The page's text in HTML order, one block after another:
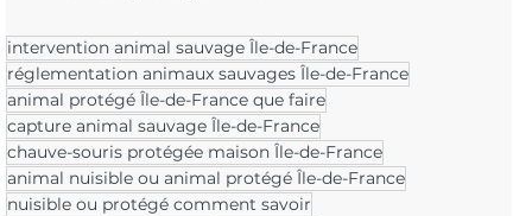
intervention animal sauvage Île-de-France
réglementation animaux sauvages Île-de-France
animal protégé Île-de-France que faire
capture animal sauvage Île-de-France
chauve-souris protégée maison Île-de-France
animal nuisible ou animal protégé Île-de-France
nuisible ou protégé comment savoir